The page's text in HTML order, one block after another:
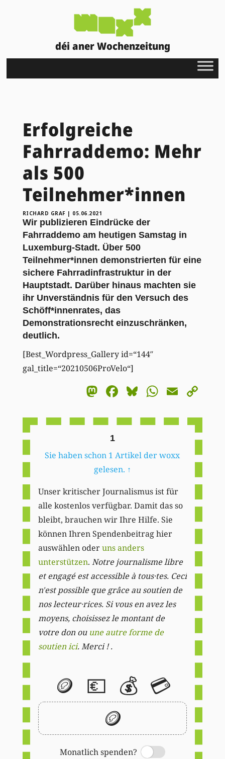
déi aner Wochenzeitung
Erfolgreiche
Fahrraddemo: Mehr
als 500
Teilnehmer*innen
RICHARD GRAF | 05.06.2021
Wir publizieren Eindrücke der
Fahrraddemo am heutigen Samstag in
Luxemburg-Stadt. Über 500
Teilnehmer*innen demonstrierten für eine
sichere Fahrradinfrastruktur in der
Hauptstadt. Darüber hinaus machten sie
ihr Unverständnis für den Versuch des
Schöff*innenrates, das
Demonstrationsrechteinzuschränken,
deutlich.
[Best_Wordpress_Gallery id=“144″
gal_title=“20210506ProVelo“]
Mastodon
Facebook
BlueskyEmail
1
Sie haben schon 1 Artikel der woxx
gelesen. ↑
Unser kritischer Journalismus ist für
alle kostenlos verfügbar. Damit das so
bleibt, brauchen wir Ihre Hilfe. Sie
können Ihren Spendenbeitrag hier
auswählen oderuns anders
unterstützen. Notre journalisme libre
et engagé est accessible à tous·tes. Ceci
n'est possible que grâce au soutien de
nos lecteur·rices. Si vous en avez les
moyens, choisissez le montant de
votre don ou une autre forme de
soutien ici. Merci ! .
🪙 💶 💰 💳
🪙
Monatlich spenden?
Switch